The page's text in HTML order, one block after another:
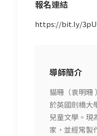
報名連結
https://bit.ly/
導師簡介
貓珊（袁明珊
於英國劍橋大
兒童文學。現
家，並經常製